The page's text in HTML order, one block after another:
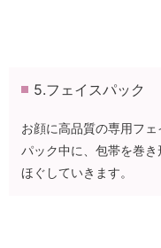
5.フェイスパック
お顔に高品質の専用フェ
パック中に、包帯を巻
ほぐしていきます。